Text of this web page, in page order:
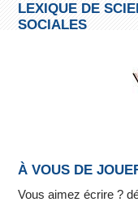
LEXIQUE DE
SOCIALES
À VOUS DE
Vous aimez écrire ?